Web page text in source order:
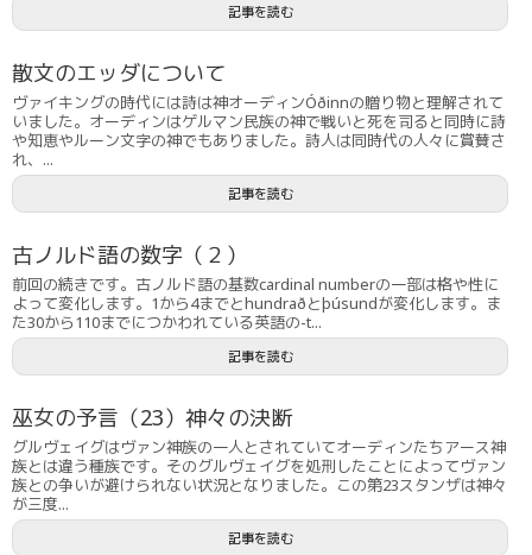
記事を読む
散文のエッダについて
ヴァイキングの時代には詩は神オーディンÓðinnの贈り物と理解されて
いました。オーディンはゲルマン民族の神で戦いと死を司ると同時に詩
や知恵やルーン文字の神でもありました。詩人は同時代の人々に賞賛さ
れ、...
記事を読む
古ノルド語の数字（２）
前回の続きです。古ノルド語の基数cardinal numberの一部は格や性に
よって変化します。1から4までとhundraðとþúsundが変化します。ま
た30から110までにつかわれている英語の-t...
記事を読む
巫女の予言（23）神々の決断
グルヴェイグはヴァン神族の一人とされていてオーディンたちアース神
族とは違う種族です。そのグルヴェイグを処刑したことによってヴァン
族との争いが避けられない状況となりました。この第23スタンザは神々
が三度...
記事を読む